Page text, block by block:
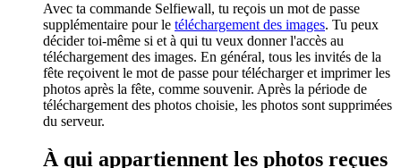
Avec ta commande Selfiewall, tu reçois un mot de passe
supplémentaire pour le téléchargement des images. Tu peux
décider toi-même si et à qui tu veux donner l'accès au
téléchargement des images. En général, tous les invités de la
fête reçoivent le mot de passe pour télécharger et imprimer les
photos après la fête, comme souvenir. Après la période de
téléchargement des photos choisie, les photos sont supprimées
du serveur.
À qui appartiennent les photos reçues